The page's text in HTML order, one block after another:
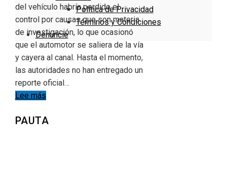
Política de Privacidad
Términos y Condiciones
Denuncie
del vehículo habría perdido el
control por causas que son materia
de investigación, lo que ocasionó
que el automotor se saliera de la vía
y cayera al canal. Hasta el momento,
las autoridades no han entregado un
reporte oficial…
Lee más
PAUTA